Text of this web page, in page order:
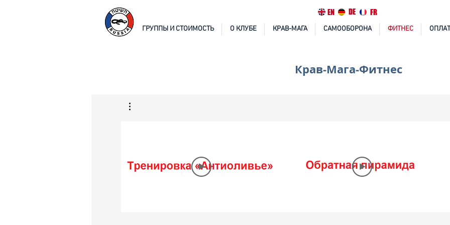
EN DE FR
ГРУППЫ И СТОИМОСТЬ О КЛУБЕ КРАВ-МАГА САМООБОРОНА ФИТНЕС
Это текст. Нажмите, чтобы
Крав-Мага-Фитнес